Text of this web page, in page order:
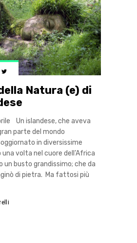
Natura (e) di
Un islandese, che aveva
parte del mondo
in diversissime
volta nel cuore dell’Africa
un busto grandissimo; che da
di pietra. Ma fattosi più